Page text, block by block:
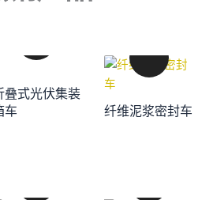
叠式光伏集装
车
加到购物车 纤维泥浆密封车
添加到购物车